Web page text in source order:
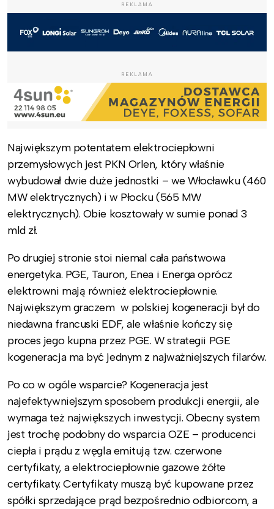
REKLAMA
REKLAMA
Największym potentatem elektrociepłowni
przemysłowych jest PKN Orlen, który właśnie
wybudował dwie duże jednostki – we Włocławku (460
MW elektrycznych) i w Płocku (565 MW
elektrycznych). Obie kosztowały w sumie ponad 3
mld zł.
Po drugiej stronie stoi niemal cała państwowa
energetyka. PGE, Tauron, Enea i Energa oprócz
elektrowni mają również elektrociepłownie.
Największym graczem w polskiej kogeneracji był do
niedawna francuski EDF, ale właśnie kończy się
proces jego kupna przez PGE. W strategii PGE
kogeneracja ma być jednym z najważniejszych filarów.
Po co w ogóle wsparcie? Kogeneracja jest
najefektywniejszym sposobem produkcji energii, ale
wymaga też największych inwestycji. Obecny system
jest trochę podobny do wsparcia OZE – producenci
ciepła i prądu z węgla emitują tzw. czerwone
certyfikaty, a elektrociepłownie gazowe żółte
certyfikaty. Certyfikaty muszą być kupowane przez
spółki sprzedające prąd bezpośrednio odbiorcom, a